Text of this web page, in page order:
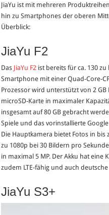
JiaYu ist mit mehreren
hin zu Smartphones der oberen
Überblick:
JiaYu F2
Das JiaYu F2 ist bereits für ca. 130
Smartphone mit einer Quad-Core-
Prozessor wird unterstützt von 2 GB
microSD-Karte in maximaler
insgesamt auf 80 GB gebracht
Spiele und das vorinstallierte
Die Hauptkamera bietet Fotos in bis
zu 1080p bei 30 Bildern pro
in maximal 5 MP. Der Akku hat eine
zudem LTE-fähig und auch
JiaYu S3+